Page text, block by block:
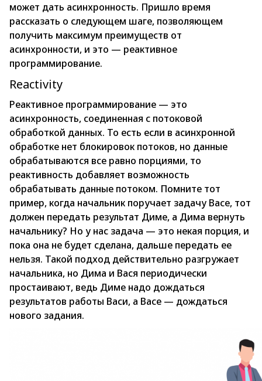
может дать асинхронность. Пришло время
рассказать о следующем шаге, позволяющем
получить максимум преимуществ от
асинхронности, и это — реактивное
программирование.
Reactivity
Реактивное программирование — это
асинхронность, соединенная с потоковой
обработкой данных. То есть если в асинхронной
обработке нет блокировок потоков, но данные
обрабатываются все равно порциями, то
реактивность добавляет возможность
обрабатывать данные потоком. Помните тот
пример, когда начальник поручает задачу Васе, тот
должен передать результат Диме, а Дима вернуть
начальнику? Но у нас задача — это некая порция, и
пока она не будет сделана, дальше передать ее
нельзя. Такой подход действительно разгружает
начальника, но Дима и Вася периодически
простаивают, ведь Диме надо дождаться
результатов работы Васи, а Васе — дождаться
нового задания.